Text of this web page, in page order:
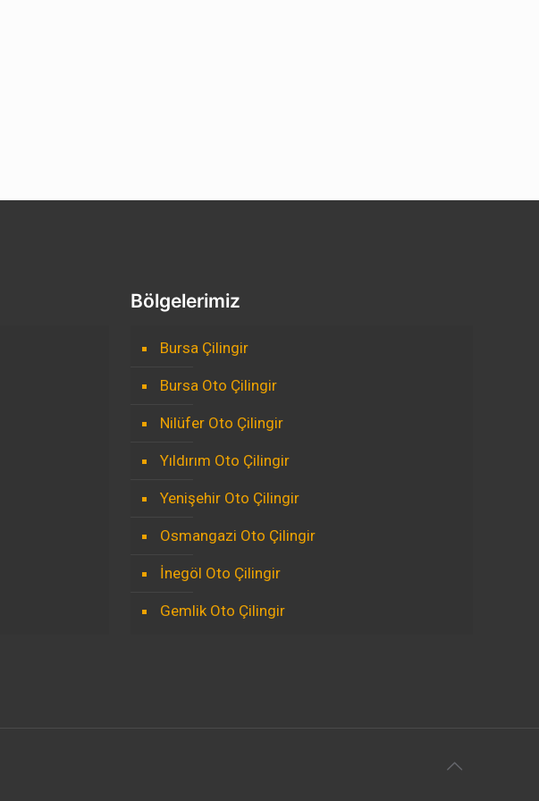
Bölgelerimiz
Bursa Çilingir
Bursa Oto Çilingir
Nilüfer Oto Çilingir
Yıldırım Oto Çilingir
Yenişehir Oto Çilingir
Osmangazi Oto Çilingir
İnegöl Oto Çilingir
Gemlik Oto Çilingir